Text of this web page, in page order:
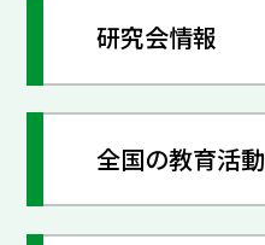
研究会情報
全国の教育活動